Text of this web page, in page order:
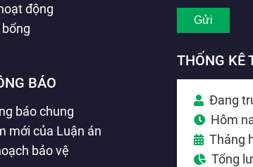
động
BÁO
báo chung
mới của Luận án
bảo vệ
THỐNG KÊ
Đang
Hôm
Tháng
Tổng